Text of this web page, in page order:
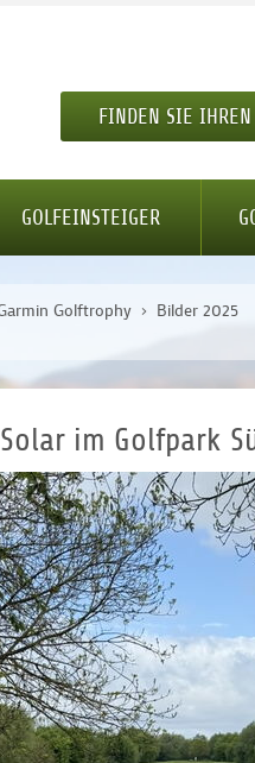
FINDEN SIE IHREN
GOLFEINSTEIGER
Golftrophy
Bilder 2025
im Golfpark